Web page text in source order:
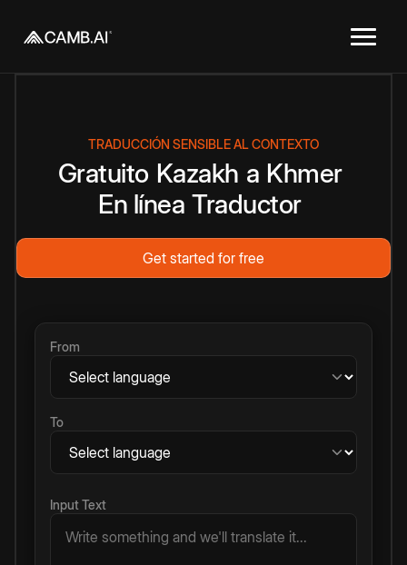
TRADUCCIÓN SENSIBLE AL CONTEXTO
Gratuito Kazakh a Khmer
En línea Traductor
Get started for free
From
To
Input Text